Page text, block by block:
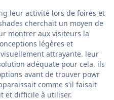
leur activité lors de foires et
cherchait un moyen de
montrer aux visiteurs la
légères et
attrayante. leur
adéquate pour cela. ils
avant de trouver powr
comme s'il faisait
et difficile à utiliser.